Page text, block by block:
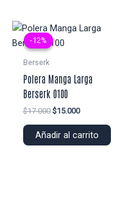
-12%
-12%
Berserk
Polera Manga Larga
Berserk 0100
$17.000 El
original
$15.000El
actual
Añadir al carrito